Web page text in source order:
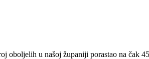
oboljelih u našoj županiji porastao na čak